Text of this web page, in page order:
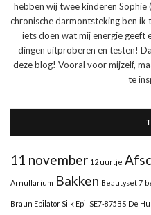
hebben wij twee kinderen Sophie
chronische darmontsteking ben ik
iets doen wat mij energie geeft
dingen uitproberen en testen!
deze blog! Vooral voor mijzelf,
te
11 november 12 uurtje
Arnullarium Bakken Beautyset 7
Braun Epilator Silk Epil SE7-875BS De